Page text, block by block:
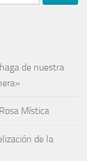
de nuestra
Mística
de la